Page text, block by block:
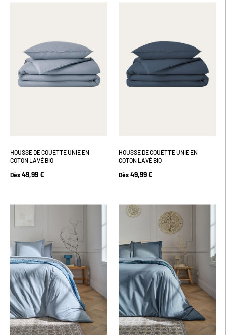
HOUSSE DE COUETTE UNIE EN
COTON LAVÉ BIO
Dès 49,99 €
HOUSSE DE COUETTE UNIE EN
COTON LAVÉ BIO
Dès 49,99 €